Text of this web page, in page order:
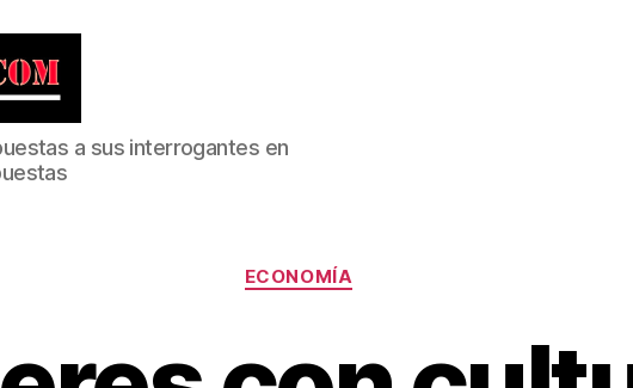
a sus interrogantes en
Categorías
ECONOMÍA